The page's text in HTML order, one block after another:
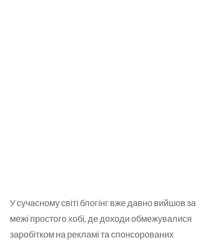
У сучасному світі блогінг вже давно вийшов за
межі простого хобі, де доходи обмежувалися
заробітком на рекламі та спонсорованих